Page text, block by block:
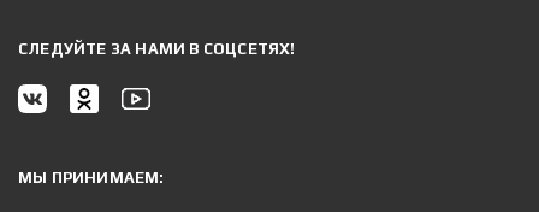
CЛЕДУЙТЕ ЗА НАМИ В СОЦСЕТЯХ!
МЫ ПРИНИМАЕМ: